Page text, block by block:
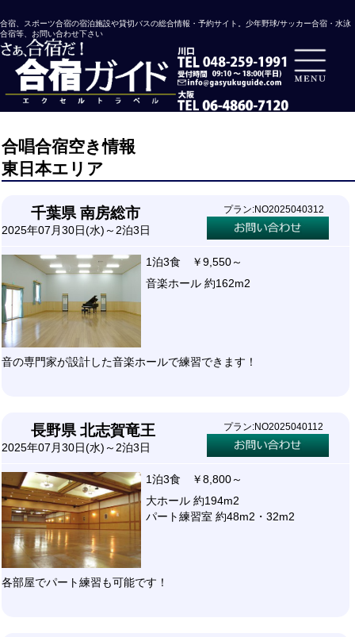
合宿、スポーツ合宿の宿泊施設や貸切バスの総合情報・予約サイト。少年野球/サッカー合宿・水泳
合宿等、お問い合わせ下さい
合唱合宿空き情報
東日本エリア
千葉県 南房総市
2025年07月30日(水)～2泊3日
プラン:NO2025040312
1泊3食 ￥9,550～
音楽ホール 約162m2
音の専門家が設計した音楽ホールで練習できます！
長野県 北志賀竜王
2025年07月30日(水)～2泊3日
プラン:NO2025040112
1泊3食 ￥8,800～
大ホール 約194m2
パート練習室 約48m2・32m2
各部屋でパート練習も可能です！